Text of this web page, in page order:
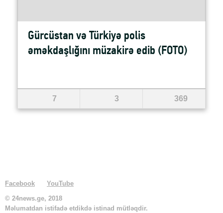
Gürcüstan və Türkiyə polis
əməkdaşlığını müzakirə edib (FOTO)
7 3 369
Facebook YouTube
© 24news.ge, 2018
Məlumatdan istifadə etdikdə istinad mütləqdir.